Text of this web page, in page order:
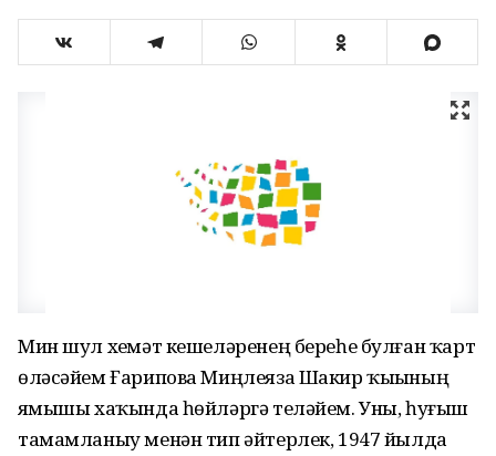
Мин шул хеҙмәт кешеләренең береһе булған ҡарт
өләсәйем Ғарипова Миңлеяза Шакир ҡыҙының
яҙмышы хаҡында һөйләргә теләйем. Уны, һуғыш
тамамланыу менән тип әйтерлек, 1947 йылда